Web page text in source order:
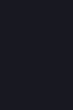
her gezogen 🥳
Kollaps ja nicht
wird 🙄